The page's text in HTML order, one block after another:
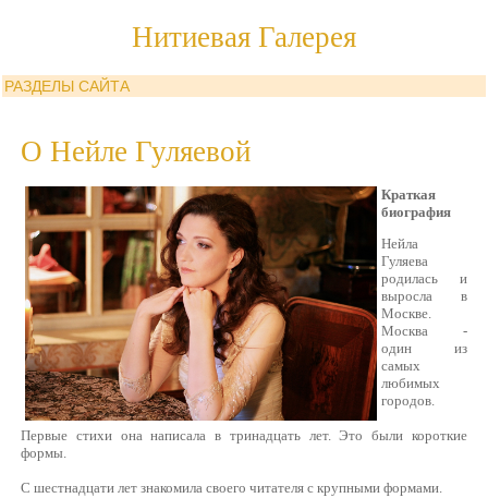
Нитиевая Галерея
РАЗДЕЛЫ САЙТА
О Нейле Гуляевой
Краткая
биография
Нейла
Гуляева
родилась и
выросла в
Москве.
Москва -
один из
самых
любимых
городов.
Первые стихи она написала в тринадцать лет. Это были короткие
формы.
С шестнадцати лет знакомила своего читателя с крупными формами.